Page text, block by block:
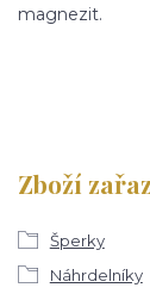
magnezit.
Zboží
Šperky
Náhrdelníky